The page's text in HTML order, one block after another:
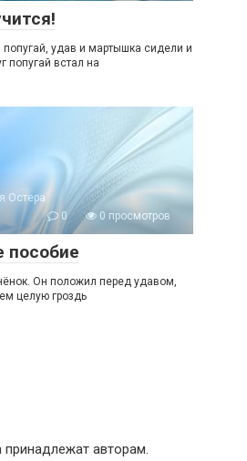
попугай, удав и мартышка сидели и
попугай встал на
Остера
0
0 просмотров
пособие
Он положил перед удавом,
целую гроздь
авторам.